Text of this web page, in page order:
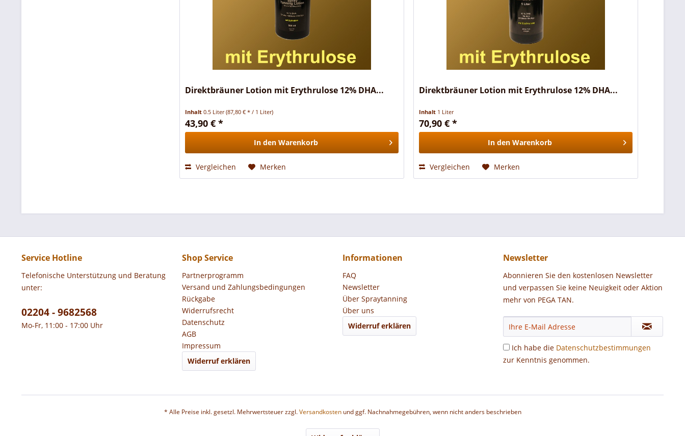
Direktbräuner Lotion mit Erythrulose 12% DHA...
Inhalt0.5 Liter(87,80 € * / 1 Liter)
43,90 € *
In den Warenkorb
Vergleichen Merken
Direktbräuner Lotion mit Erythrulose 12% DHA...
Inhalt 1 Liter
70,90 € *
In den Warenkorb
Vergleichen Merken
Service Hotline
Telefonische Unterstützung und Beratung
unter:
02204 - 9682568
Mo-Fr, 11:00 - 17:00 Uhr
Shop Service
Partnerprogramm
Versand und Zahlungsbedingungen
Rückgabe
Widerrufsrecht
Datenschutz
AGB
Impressum
Widerruf erklären
Informationen
FAQ
Newsletter
Über Spraytanning
Über uns
Widerruf erklären
Newsletter
Abonnieren Sie den kostenlosen Newsletter
und verpassen Sie keine Neuigkeit oder Aktion
mehr von PEGA TAN.
Ich habe die Datenschutzbestimmungen
zur Kenntnis genommen.
* Alle Preise inkl. gesetzl. Mehrwertsteuer zzgl.Versandkostenund ggf. Nachnahmegebühren, wenn nicht anders beschrieben